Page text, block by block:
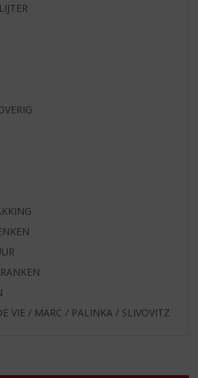
VIE / MARC / PALINKA / SLIVOVITZ